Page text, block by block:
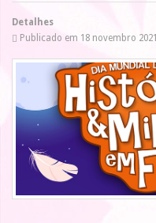
Detalhes
Publicado em 18 novembro 2021